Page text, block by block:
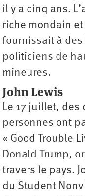
il y a cinq ans.
riche mondain
fournissait à des
politiciens de
mineures.
John Lewis
Le 17 juillet, des
personnes ont
« Good Trouble
Donald Trump,
travers le pays.
du Student